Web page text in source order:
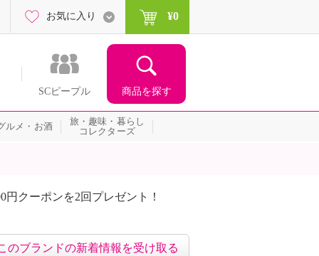
SCピープル 商品を探す
お気に入り ¥0
ルメ・お酒
旅・趣味・暮らし
コレクターズ
クーポンを2回プレゼント！
のブランドの新着情報を受け取る